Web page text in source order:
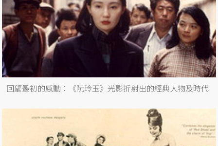
回望最初的感動：《阮玲玉》光影折射出的經典人物及時代